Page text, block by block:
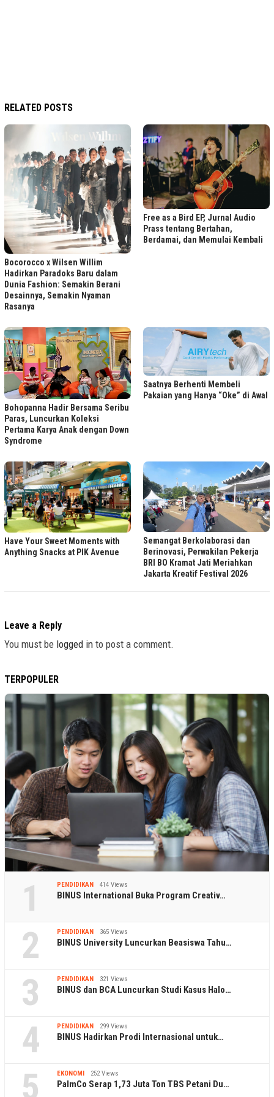
RELATED POSTS
Bocorocco x Wilsen Willim
Hadirkan Paradoks Baru dalam
Dunia Fashion: Semakin Berani
Desainnya, Semakin Nyaman
Rasanya
Free as a Bird EP, Jurnal Audio
Prass tentang Bertahan,
Berdamai, dan Memulai Kembali
Bohopanna Hadir Bersama Seribu
Paras, Luncurkan Koleksi
Pertama Karya Anak dengan Down
Syndrome
Saatnya Berhenti Membeli
Pakaian yang Hanya “Oke” di Awal
Have Your Sweet Moments with
Anything Snacks at PIK Avenue
Semangat Berkolaborasi dan
Berinovasi, Perwakilan Pekerja
BRI BO Kramat Jati Meriahkan
Jakarta Kreatif Festival 2026
Leave a Reply
You must be logged in to post a comment.
TERPOPULER
1 PENDIDIKAN 414 Views
BINUS International Buka Program Creativ…
2 PENDIDIKAN 365 Views
BINUS University Luncurkan Beasiswa Tahu…
3 PENDIDIKAN 321 Views
BINUS dan BCA Luncurkan Studi Kasus Halo…
4 PENDIDIKAN 299 Views
BINUS Hadirkan Prodi Internasional untuk…
5 EKONOMI 252 Views
PalmCo Serap 1,73 Juta Ton TBS Petani Du…